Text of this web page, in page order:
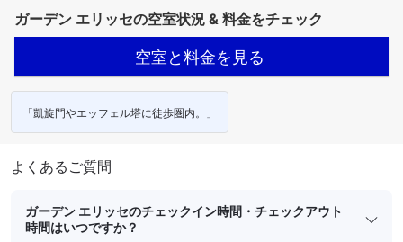
ガーデン エリッセの空室状況 & 料金をチェック
空室と料金を見る
「凱旋門やエッフェル塔に徒歩圏内。」
よくあるご質問
ガーデン エリッセのチェックイン時間・チェックアウト
時間はいつですか？